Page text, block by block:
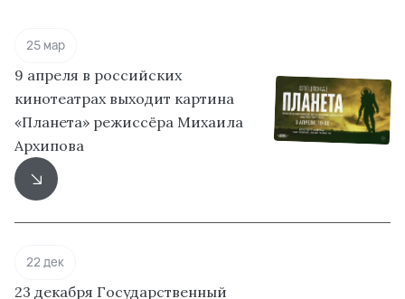
25 мар
9 апреля в российских
кинотеатрах выходит картина
«Планета» режиссёра Михаила
Архипова
22 дек
23 декабря Государственный